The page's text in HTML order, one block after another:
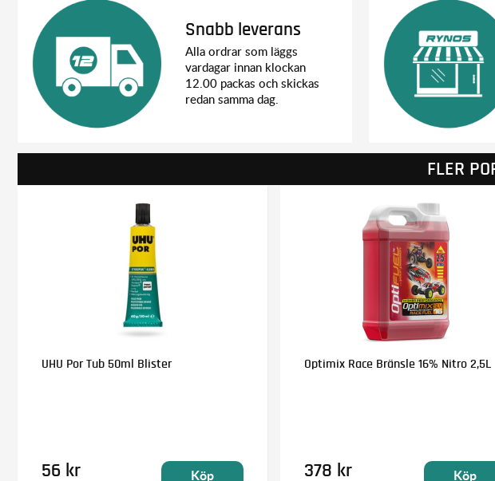
Snabb leverans
Alla ordrar som läggs
vardagar innan klockan
12.00 packas och skickas
redan samma dag.
FLER
UHU Por Tub 50ml Blister
56 kr Köp
Optimix Race Bränsle 16% Nitro 2,5L
378 kr Köp